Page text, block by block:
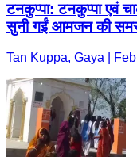
टनकुप्पा: टनकुप्पा एवं
सुनी गईं आमजन की
Tan Kuppa, Gaya |